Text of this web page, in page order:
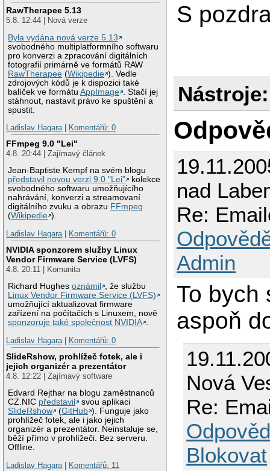
RawTherapee 5.13
5.8. 12:44 | Nová verze
Byla vydána nová verze 5.13
svobodného multiplatformního softwaru
pro konverzi a zpracování digitálních
fotografií primárně ve formátů RAW
RawTherapee (Wikipedie ). Vedle
zdrojových kódů je k dispozici také
balíček ve formátuAppImage
. Stačí jej
stáhnout, nastavit právo ke spuštění a
spustit.
Ladislav Hagara| Komentářů: 0
FFmpeg 9.0 "Lei"
4.8. 20:44 | Zajímavý článek
Jean-Baptiste Kempf na svém blogu
představil novou verzi 9.0 "Lei"
kolekce
svobodného softwaru umožňujícího
nahrávání, konverzi a streamovaní
digitálního zvuku a obrazu FFmpeg
(Wikipedie ).
Ladislav Hagara| Komentářů: 0
NVIDIA sponzorem služby Linux
Vendor Firmware Service (LVFS)
4.8. 20:11 | Komunita
Richard Hughesoznámil
, že službu
Linux Vendor Firmware Service (LVFS)
umožňující aktualizovat firmware
zařízení na počítačích s Linuxem, nově
sponzoruje také společnost NVIDIA .
Ladislav Hagara| Komentářů: 0
SlideRshow, prohlížeč fotek, ale i
jejich organizér a prezentátor
4.8. 12:22 | Zajímavý software
Edvard Rejthar na blogu zaměstnanců
CZ.NIC představil
svou aplikaci
SlideRshow
(GitHub ). Funguje jako
prohlížeč fotek, ale i jako jejich
organizér a prezentátor. Neinstaluje se,
běží přímo v prohlížeči. Bez serveru.
Offline.
Ladislav Hagara| Komentářů: 11
S
Nástroje:
nad
Re:
Admin
To
aspoň
Nová
Re:
Blokovat